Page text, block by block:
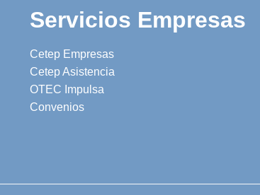
Servicios Empresas
Cetep Empresas
Cetep Asistencia
OTEC Impulsa
Convenios